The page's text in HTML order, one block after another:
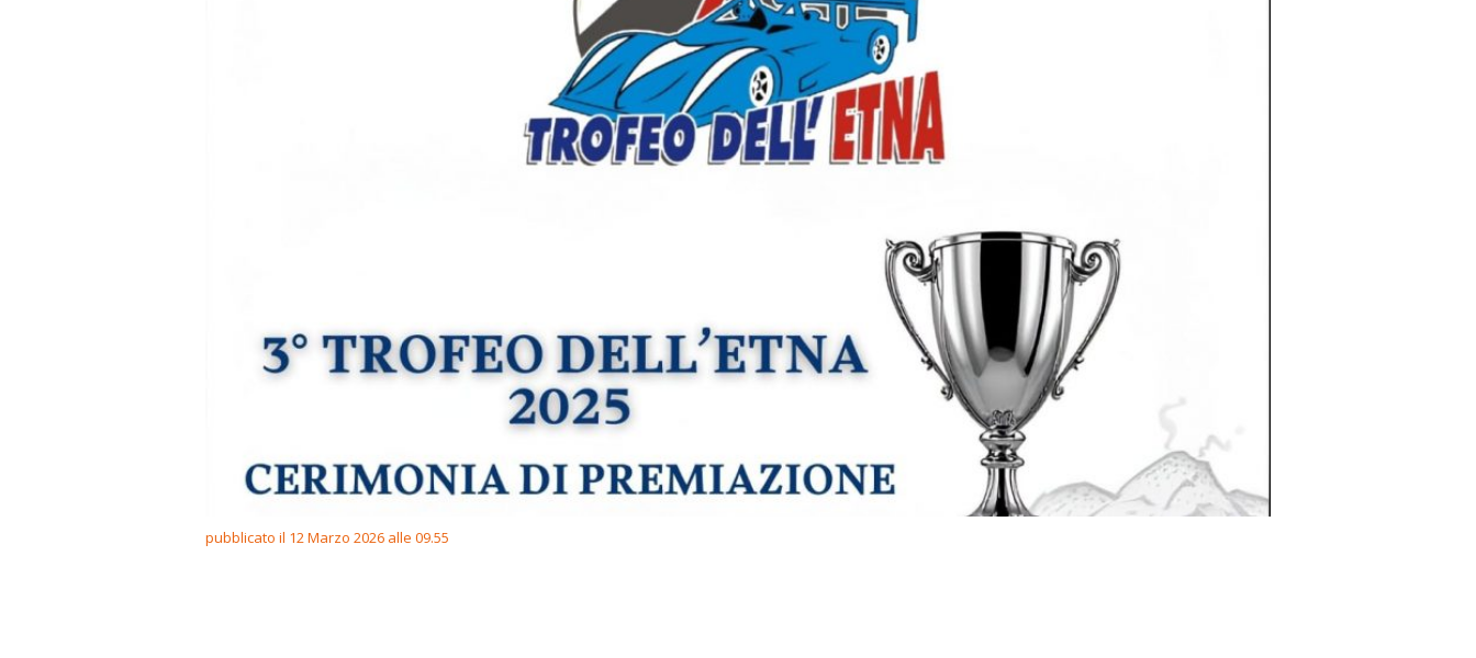
pubblicato il 12 Marzo 2026 alle 09.55